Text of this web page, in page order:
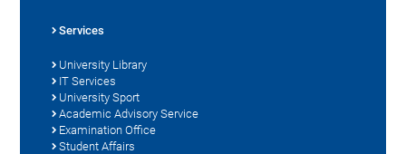
Services
University Library
IT Services
University Sport
Academic Advisory Service
Examination Office
Student Affairs